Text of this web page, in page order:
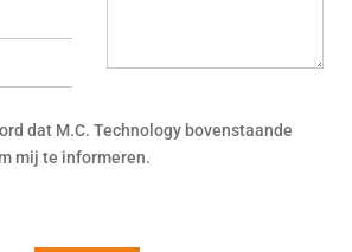
dat M.C. Technology bovenstaande
mij te informeren.